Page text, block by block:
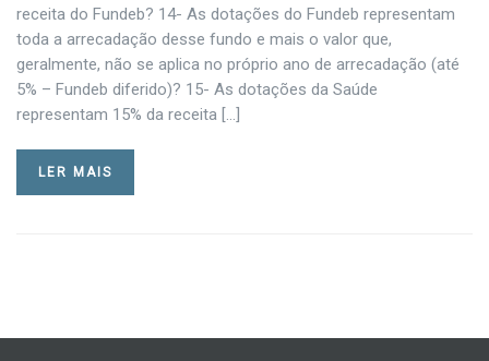
receita do Fundeb? 14- As dotações do Fundeb representam
toda a arrecadação desse fundo e mais o valor que,
geralmente, não se aplica no próprio ano de arrecadação (até
5% – Fundeb diferido)? 15- As dotações da Saúde
representam 15% da receita […]
LER MAIS